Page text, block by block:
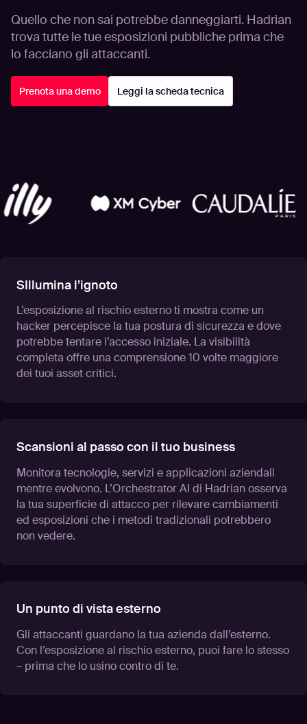
Quello che non sai potrebbe danneggiarti. Hadrian
trova tutte le tue esposizioni pubbliche prima che
lo facciano gli attaccanti.
Prenota una demo Leggi la scheda tecnica
SIllumina l’ignoto
L’esposizione al rischio esterno ti mostra come un
hacker percepisce la tua postura di sicurezza e dove
potrebbe tentare l’accesso iniziale. La visibilità
completa offre una comprensione 10 volte maggiore
dei tuoi asset critici.
Scansioni al passo con il tuo business
Monitora tecnologie, servizi e applicazioni aziendali
mentre evolvono. L’Orchestrator AI di Hadrian osserva
la tua superficie di attacco per rilevare cambiamenti
ed esposizioni che i metodi tradizionali potrebbero
non vedere.
Un punto di vista esterno
Gli attaccanti guardano la tua azienda dall’esterno.
Con l’esposizione al rischio esterno, puoi fare lo stesso
– prima che lo usino contro di te.